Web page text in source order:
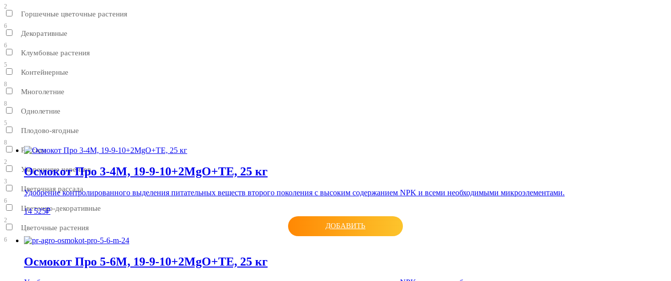
2
Горшечные цветочные растения
6
Декоративные
6
Клумбовые растения
5
Контейнерные
8
Многолетние
8
Однолетние
5
Плодово-ягодные
8
Рассада
2
Укоренение черенков
3
Цветочная рассада
6
Цветочно-декоративные
2
Цветочные растения
6
Осмокот Про 3-4М, 19-9-10+2MgO+ТЕ, 25 кг
Удобрение контролированного выделения питательных веществ второго поколения с высоким содержанием NPK и всеми необходимыми микроэлементами.
14 525₽
ДОБАВИТЬ
Осмокот Про 5-6М, 19-9-10+2MgO+ТЕ, 25 кг